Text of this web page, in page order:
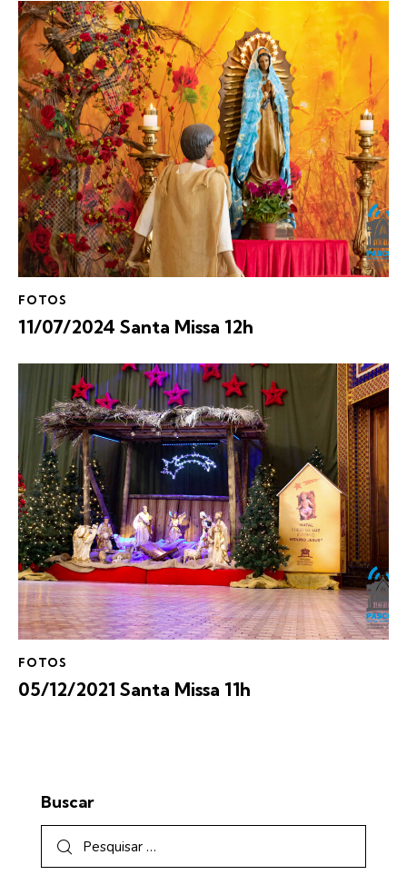
FOTOS
11/07/2024 Santa Missa 12h
FOTOS
05/12/2021 Santa Missa 11h
Buscar